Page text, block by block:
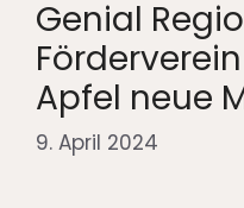
Genial
Apfel neue
9. April 2024